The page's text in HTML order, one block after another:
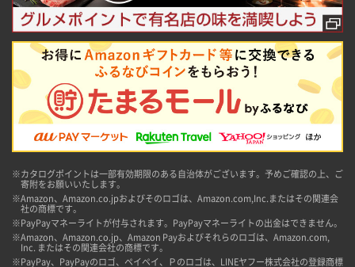
※カタログポイントは一部有効期限のある自治体がございます。予めご確認の上、ご
寄附をお願いいたします。
※Amazon、Amazon.co.jpおよびそのロゴは、Amazon.com,Inc.またはその関連会
社の商標です。
※PayPayマネーライトが付与されます。PayPayマネーライトの出金はできません。
※Amazon、Amazon.co.jp、Amazon Payおよびそれらのロゴは、Amazon.com,
Inc. またはその関連会社の商標です。
※PayPay、PayPayのロゴ、ペイペイ、Ｐのロゴは、LINEヤフー株式会社の登録商標